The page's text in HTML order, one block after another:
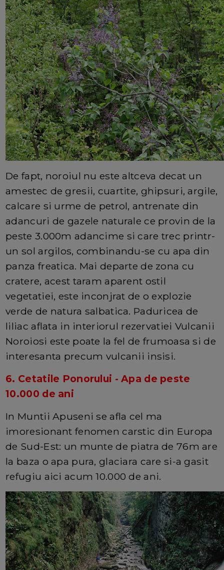
De fapt, noroiul nu este altceva decat un
amestec de gresii, cuartite, ghipsuri, argile,
calcare si urme de petrol, antrenate din
adancuri de gazele naturale ce provin de la
peste 3.000m adancime si care trec printr-
un sol argilos, combinandu-se cu apa din
panza freatica. Mai departe de zona cu
cratere, acest taram aparent ostil
vegetatiei, este inconjrat de o explozie
verde de natura salbatica. Paduricea de
liliac aflata in interiorul rezervatiei Vulcanii
Noroiosi este poate la fel de frumoasa si de
interesanta precum vulcanii insisi.
6. Cetatile Ponorului - Apa de peste
10.000 de ani
In Muntii Apuseni se afla cel ma
imoresionant fenomen carstic din Europa
de Sud-Est: un munte de piatra de 76m are
la baza o apa pura, glaciara care si-a gasit
refugiu aici acum 10.000 de ani.